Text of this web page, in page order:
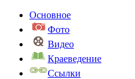
Основное
Фото
Видео
Краеведение
Ссылки